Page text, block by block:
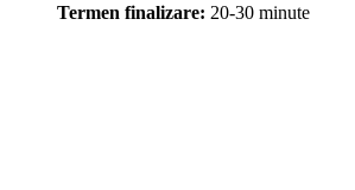
Termen finalizare: 20-30 minute